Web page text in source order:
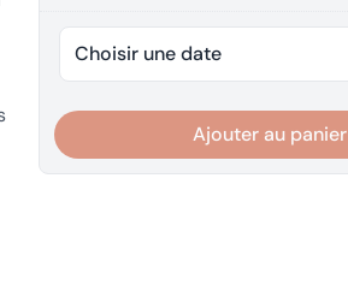
Choisir une date
Ajouter au panier